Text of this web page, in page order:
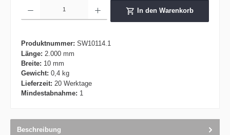
In den Warenkorb
Produktnummer: SW10114.1
Länge: 2.000 mm
Breite: 10 mm
Gewicht: 0,4 kg
Lieferzeit: 20 Werktage
Mindestabnahme: 1
Beschreibung